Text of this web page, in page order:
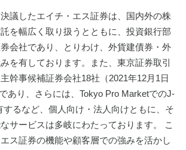
議したエイチ・エス証券は、国内外の株
を幅広く取り扱うとともに、投資銀行部
会社であり、とりわけ、外貨建債券・外
を有しております。また、東京証券取引
幹事候補証券会社18社（2021年12月1日
あり、さらには、Tokyo Pro MarketでのJ-
するなど、個人向け・法人向けともに、そ
サービスは多岐にわたっております。 こ
ス証券の機能や顧客層での強みを活かし